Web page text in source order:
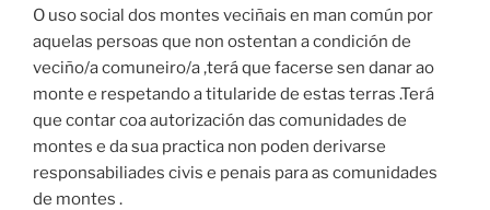
O uso social dos montes veciñais en man común por
aquelas persoas que non ostentan a condición de
veciño/a comuneiro/a ,terá que facerse sen danar ao
monte e respetando a titularide de estas terras .Terá
que contar coa autorización das comunidades de
montes e da sua practica non poden derivarse
responsabiliades civis e penais para as comunidades
de montes .